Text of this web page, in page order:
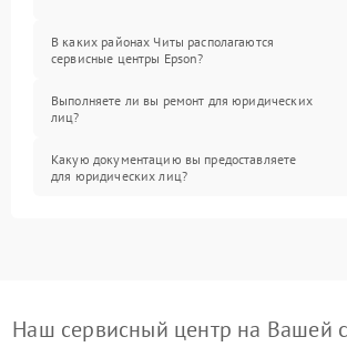
В каких районах Читы располагаются
сервисные центры Epson?
Выполняете ли вы ремонт для юридических
лиц?
Какую документацию вы предоставляете
для юридических лиц?
Наш сервисный центр на Вашей